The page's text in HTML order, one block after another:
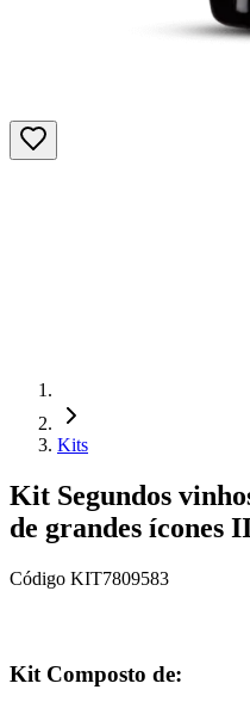
Kits
Kit Segundos
de grandes ícones
Código KIT7809583
Kit Composto de: